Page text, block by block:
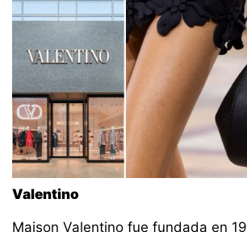
Valentino
Maison Valentino fue fundada en